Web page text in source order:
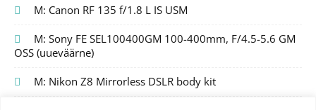
M: Canon RF 135 f/1.8 L IS USM
M: Sony FE SEL100400GM 100-400mm, F/4.5-5.6 GM
OSS (uueväärne)
M: Nikon Z8 Mirrorless DSLR body kit